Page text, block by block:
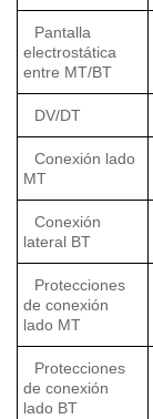
Pantalla
electrostática
entre MT/BT
DV/DT
Conexión lado
MT
Conexión
lateral BT
Protecciones
de conexión
lado MT
Protecciones
de conexión
lado BT